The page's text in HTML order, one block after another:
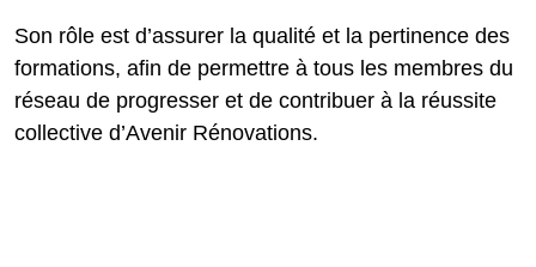
Son rôle est d’assurer la qualité et la pertinence des
formations, afin de permettre à tous les membres du
réseau de progresser et de contribuer à la réussite
collective d’Avenir Rénovations.